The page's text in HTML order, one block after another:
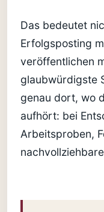
Das bedeutet
Erfolgsposting
veröffentlichen
glaubwürdigste
genau dort, wo
aufhört: bei
Arbeitsproben,